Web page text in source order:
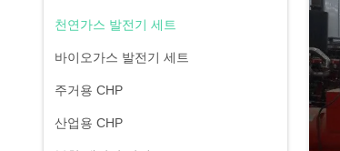
천연가스 발전기 세트
바이오가스 발전기 세트
주거용 CHP
산업용 CHP